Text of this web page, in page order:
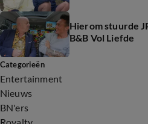
Hierom stuurde
B&B Vol Liefde
Categorieën
Entertainment
Nieuws
BN'ers